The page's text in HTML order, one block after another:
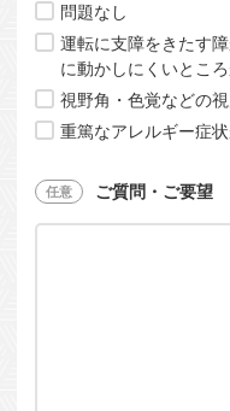
問題なし
運転に支障をきたす
に動かしにくいとこ
視野角・色覚などの
重篤なアレルギー症
ご質問・ご要望